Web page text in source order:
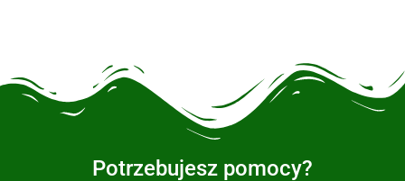
Potrzebujesz pomocy?